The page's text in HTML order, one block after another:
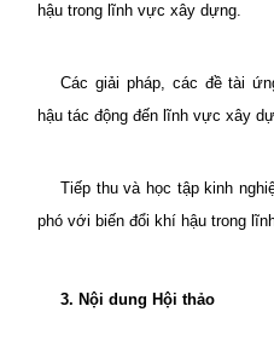
hậu trong lĩnh vực xây dựng.
Các giải pháp, các đề tài
hậu tác động đến lĩnh vực xây
Tiếp thu và học tập kinh
phó với biến đổi khí hậu trong
3. Nội dung Hội thảo